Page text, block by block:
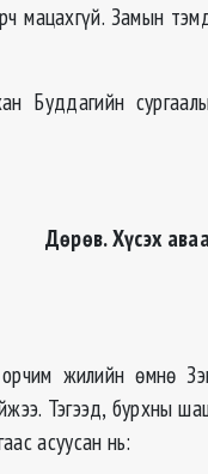
мацахгүй. Замын
Буддагийн
Дөрөв. Хүсэх
жилийн өмнө
Тэгээд, бурхны
асуусан нь: